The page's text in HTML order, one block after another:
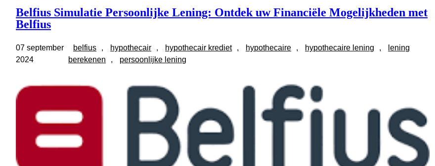
Belfius Simulatie Persoonlijke Lening: Ontdek uw Financiële Mogelijkheden met
Belfius
07 september
2024
belfius , hypothecair , hypothecair krediet , hypothecaire , hypothecaire lening ,
lening
berekenen
, persoonlijke lening